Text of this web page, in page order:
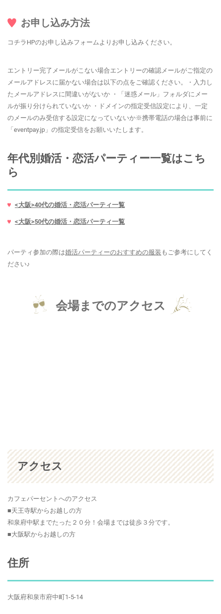
お申し込み方法
コチラHPのお申し込みフォームよりお申し込みください。
エントリー完了メールがこない場合エントリーの確認メールがご指定の
メールアドレスに届かない場合は以下の点をご確認ください。・入力し
たメールアドレスに間違いがないか ・「迷惑メール」フォルダにメー
ルが振り分けられていないか ・ドメインの指定受信設定により、一定
のメールのみ受信する設定になっていないか※携帯電話の場合は事前に
「eventpay.jp」の指定受信をお願いいたします。
年代別婚活・恋活パーティー一覧はこち
ら
<大阪>40代の婚活・恋活パーティ一覧
<大阪>50代の婚活・恋活パーティ一覧
パーティ参加の際は婚活パーティーのおすすめの服装 もご参考にしてく
ださい♪
会場までのアクセス
アクセス
カフェパーセントへのアクセス
■天王寺駅からお越しの方
和泉府中駅までたった２０分！会場までは徒歩３分です。
■大阪駅からお越しの方
住所
大阪府和泉市府中町1-5-14